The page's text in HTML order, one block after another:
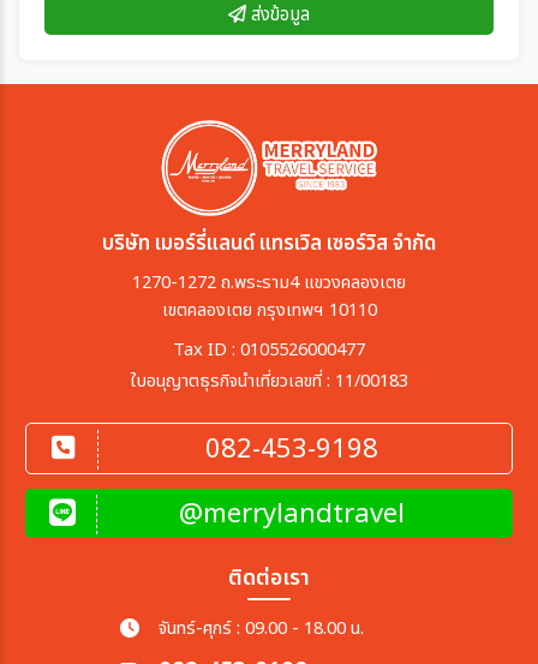
ส่งข้อมูล
บริษัท เมอร์รี่แลนด์ แทรเวิล เซอร์วิส จำกัด
1270-1272 ถ.พระราม4 แขวงคลองเตย
เขตคลองเตย กรุงเทพฯ 10110
Tax ID : 0105526000477
ใบอนุญาตธุรกิจนำเที่ยวเลขที่ : 11/00183
082-453-9198
@merrylandtravel
ติดต่อเรา
จันทร์-ศุกร์ : 09.00 - 18.00 น.